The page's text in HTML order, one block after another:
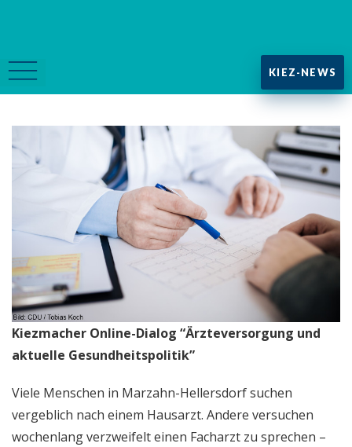
KIEZ-NEWS
Kiezmacher Online-Dialog “Ärzteversorgung und
aktuelle Gesundheitspolitik”
Viele Menschen in Marzahn-Hellersdorf suchen
vergeblich nach einem Hausarzt. Andere versuchen
wochenlang verzweifelt einen Facharzt zu sprechen –